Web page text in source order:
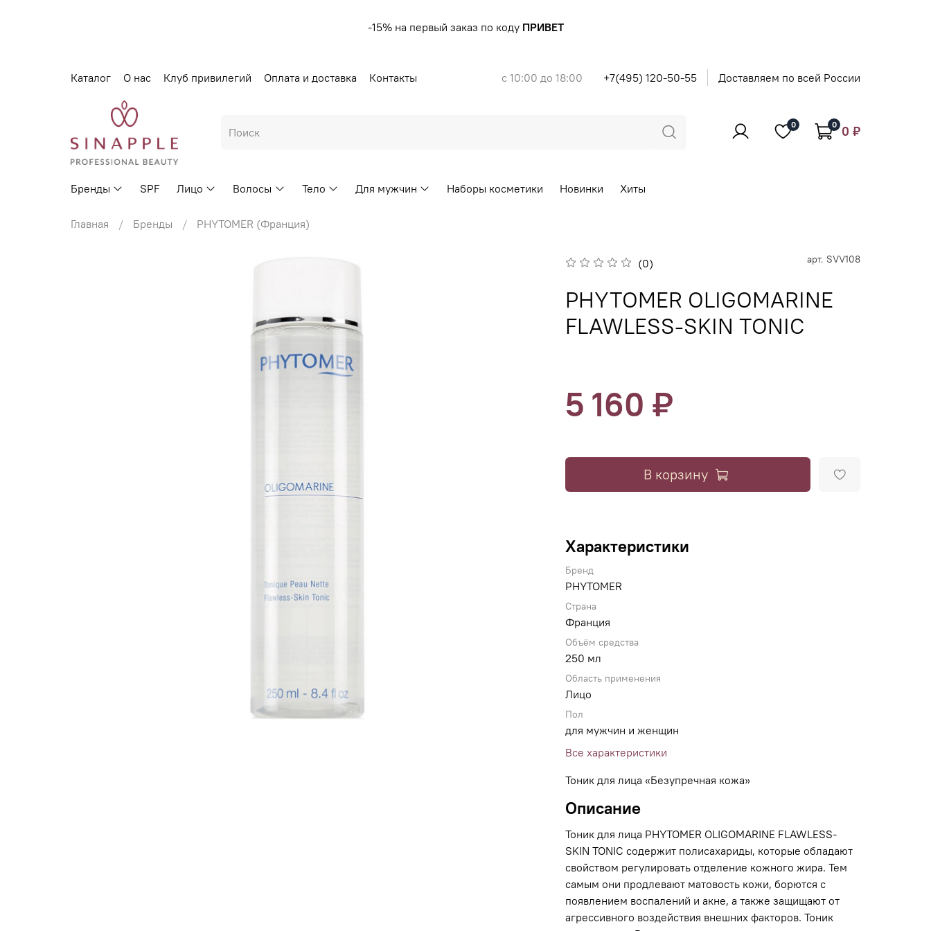
-15% на первый заказ по коду ПРИВЕТ
Каталог О нас Клуб привилегий Оплата и доставка Контакты с 10:00 до 18:00 +7(495) 120-50-55 Доставляем по всей России
0 0 0 ₽
Бренды SPF Лицо Волосы Тело Для мужчин Наборы косметики Новинки Хиты
Главная Бренды PHYTOMER (Франция)
(0) арт. SVV108
PHYTOMER OLIGOMARINE
FLAWLESS-SKIN TONIC
5 160 ₽
В корзину
Характеристики
Бренд
PHYTOMER
Страна
Франция
Объём средства
250 мл
Область применения
Лицо
Пол
для мужчин и женщин
Все характеристики
Тоник для лица «Безупречная кожа»
Описание
Тоник для лица PHYTOMER OLIGOMARINE FLAWLESS-
SKIN TONIC содержит полисахариды, которые обладают
свойством регулировать отделение кожного жира. Тем
самым они продлевают матовость кожи, борются с
появлением воспалений и акне, а также защищают от
агрессивного воздействия внешних факторов. Тоник